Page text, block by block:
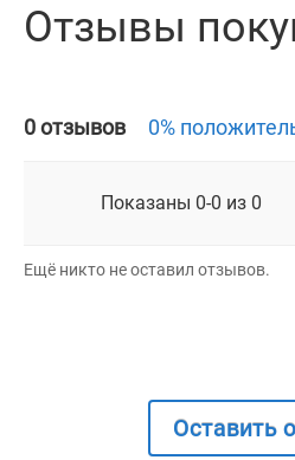
Отзывы
0 отзывов 0%
Показаны 0-0 из 0
Ещё никто не оставил отзывов.
Оставить